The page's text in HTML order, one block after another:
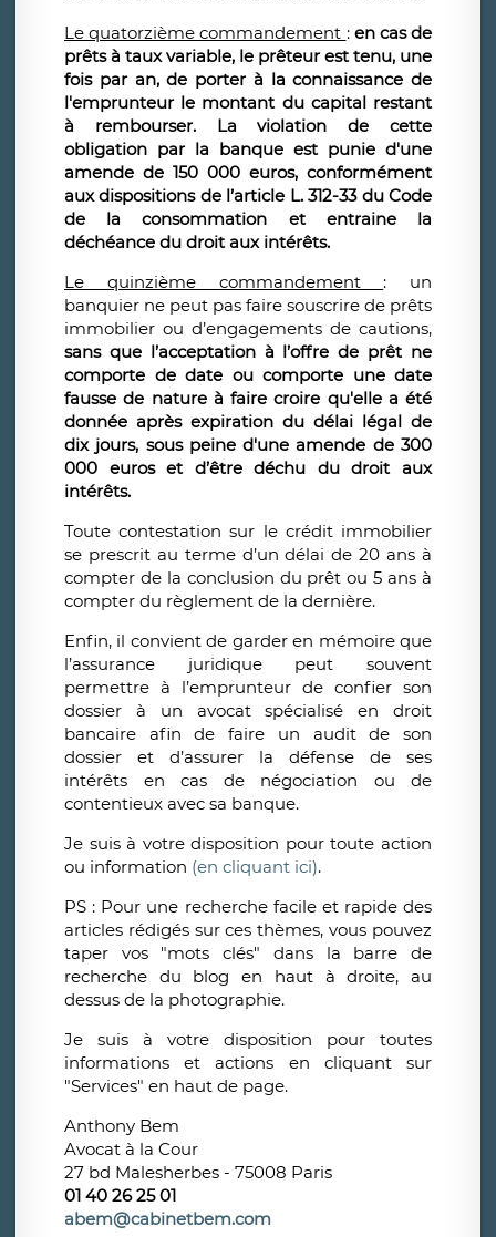
Le quatorzième commandement : en cas de
prêts à taux variable, le prêteur est tenu, une
fois par an, de porter à la connaissance de
l'emprunteur le montant du capital restant
à rembourser. La violation de cette
obligation par la banque est punie d'une
amende de 150 000 euros, conformément
aux dispositions de l’article L. 312-33 du Code
de la consommation et entraine la
déchéance du droit aux intérêts.
Le quinzième commandement : un
banquier ne peut pas faire souscrire de prêts
immobilier ou d’engagements de cautions,
sans que l’acceptation à l’offre de prêt ne
comporte de date ou comporte une date
fausse de nature à faire croire qu'elle a été
donnée après expiration du délai légal de
dix jours, sous peine d'une amende de 300
000 euros et d’être déchu du droit aux
intérêts.
Toute contestation sur le crédit immobilier
se prescrit au terme d’un délai de 20 ans à
compter de la conclusion du prêt ou 5 ans à
compter du règlement de la dernière.
Enfin, il convient de garder en mémoire que
l’assurance juridique peut souvent
permettre à l’emprunteur de confier son
dossier à un avocat spécialisé en droit
bancaire afin de faire un audit de son
dossier et d’assurer la défense de ses
intérêts en cas de négociation ou de
contentieux avec sa banque.
Je suis à votre disposition pour toute action
ou information (en cliquant ici).
PS : Pour une recherche facile et rapide des
articles rédigés sur ces thèmes, vous pouvez
taper vos "mots clés" dans la barre de
recherche du blog en haut à droite, au
dessus de la photographie.
Je suis à votre disposition pour toutes
informations et actions en cliquant sur
"Services" en haut de page.
Anthony Bem
Avocat à la Cour
27 bd Malesherbes - 75008 Paris
01 40 26 25 01
abem@cabinetbem.com